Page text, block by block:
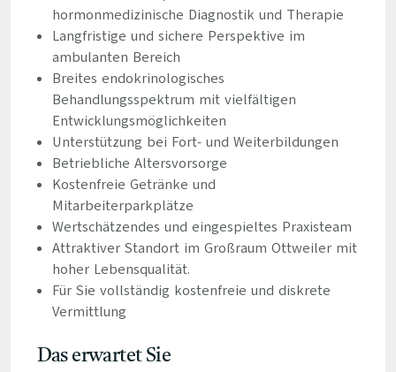
hormonmedizinische Diagnostik und Therapie
Langfristige und sichere Perspektive im
ambulanten Bereich
Breites endokrinologisches
Behandlungsspektrum mit vielfältigen
Entwicklungsmöglichkeiten
Unterstützung bei Fort- und Weiterbildungen
Betriebliche Altersvorsorge
Kostenfreie Getränke und
Mitarbeiterparkplätze
Wertschätzendes und eingespieltes Praxisteam
Attraktiver Standort im Großraum Ottweiler mit
hoher Lebensqualität.
Für Sie vollständig kostenfreie und diskrete
Vermittlung
Das erwartet Sie